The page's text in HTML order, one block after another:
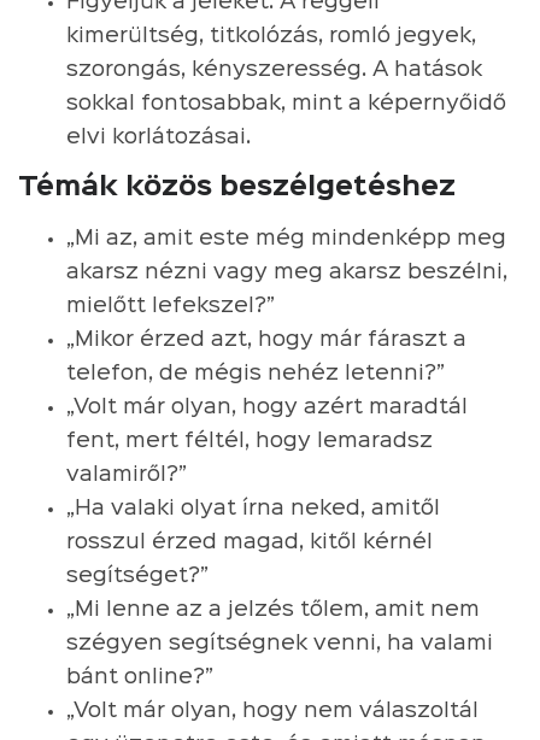
kimerültség, titkolózás, romló jegyek,
szorongás, kényszeresség. A hatások
sokkal fontosabbak, mint a képernyőidő
elvi korlátozásai.
Témák közös beszélgetéshez
„Mi az, amit este még mindenképp meg
akarsz nézni vagy meg akarsz beszélni,
mielőtt lefekszel?”
„Mikor érzed azt, hogy már fáraszt a
telefon, de mégis nehéz letenni?”
„Volt már olyan, hogy azért maradtál
fent, mert féltél, hogy lemaradsz
valamiről?”
„Ha valaki olyat írna neked, amitől
rosszul érzed magad, kitől kérnél
segítséget?”
„Mi lenne az a jelzés tőlem, amit nem
szégyen segítségnek venni, ha valami
bánt online?”
„Volt már olyan, hogy nem válaszoltál